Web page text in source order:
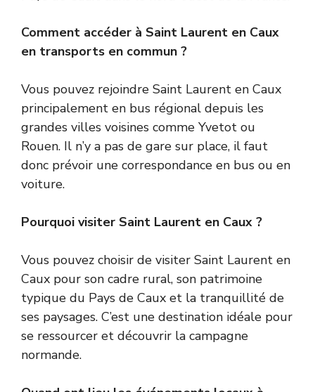
Comment accéder à Saint Laurent en Caux
en transports en commun ?
Vous pouvez rejoindre Saint Laurent en Caux
principalement en bus régional depuis les
grandes villes voisines comme Yvetot ou
Rouen. Il n’y a pas de gare sur place, il faut
donc prévoir une correspondance en bus ou en
voiture.
Pourquoi visiter Saint Laurent en Caux ?
Vous pouvez choisir de visiter Saint Laurent en
Caux pour son cadre rural, son patrimoine
typique du Pays de Caux et la tranquillité de
ses paysages. C’est une destination idéale pour
se ressourcer et découvrir la campagne
normande.